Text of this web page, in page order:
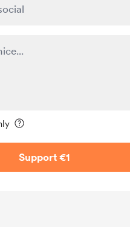
Support €1